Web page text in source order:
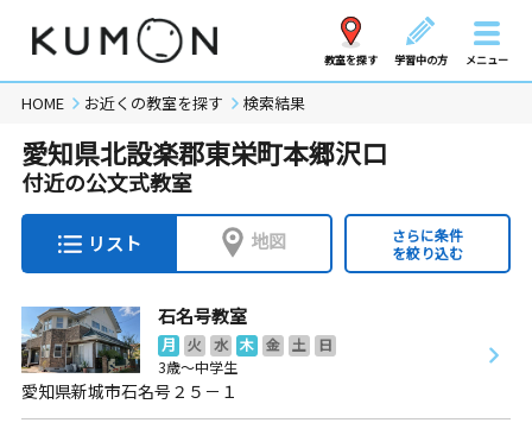
教室を探す 学習中の方 メニュー
HOME お近くの教室を探す 検索結果
愛知県北設楽郡東栄町本郷沢口
付近の公文式教室
リスト 地図
さらに条件
を絞り込む
石名号教室
月 火 水 木 金 土
日
3歳～中学生
愛知県新城市石名号２５－１